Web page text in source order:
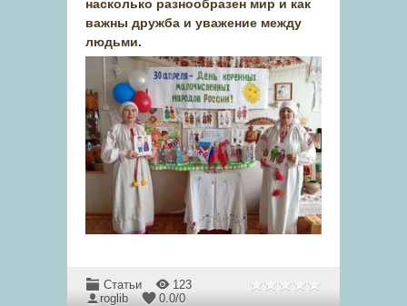
насколько разнообразен мир и как
важны дружба и уважение между
людьми.
Статьи
123
roglib
0.0/0